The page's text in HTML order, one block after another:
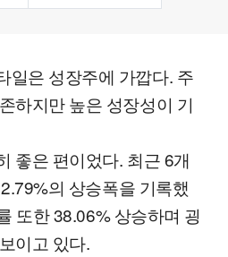
일은 성장주에 가깝다. 주
하지만 높은 성장성이 기
좋은 편이었다. 최근 6개
의 상승폭을 기록했
또한 38.06% 상승하며 굉
이고 있다.